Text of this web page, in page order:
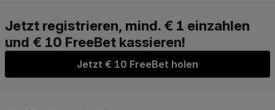
Jetzt € 10 FreeBet holen